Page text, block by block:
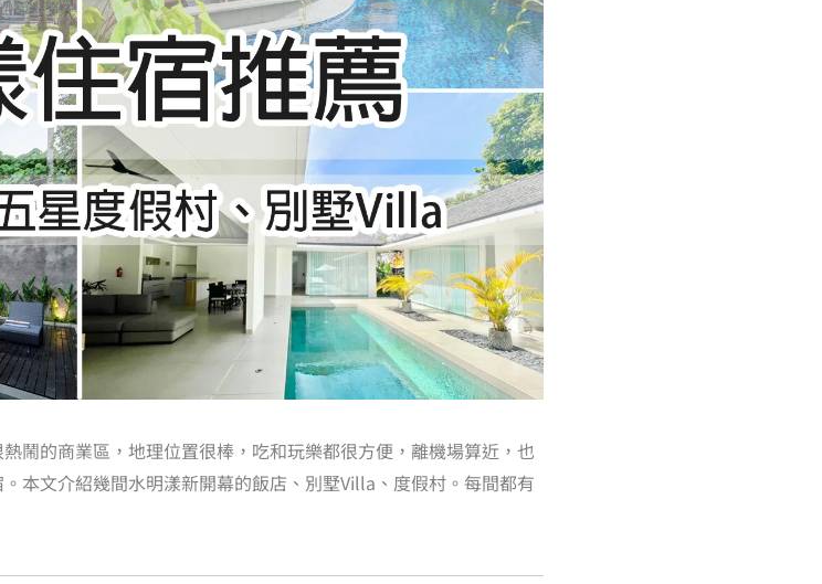
鬧的商業區，地理位置很棒，吃和玩樂都很方便，離機場算近，也
本文介紹幾間水明漾新開幕的飯店、別墅Villa、度假村。每間都有